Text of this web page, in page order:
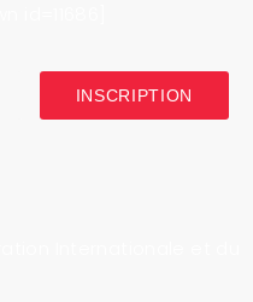
INSCRIPTION